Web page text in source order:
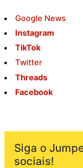
Google News
Instagram
TikTok
Twitter
Threads
Facebook
Siga o
sociais!